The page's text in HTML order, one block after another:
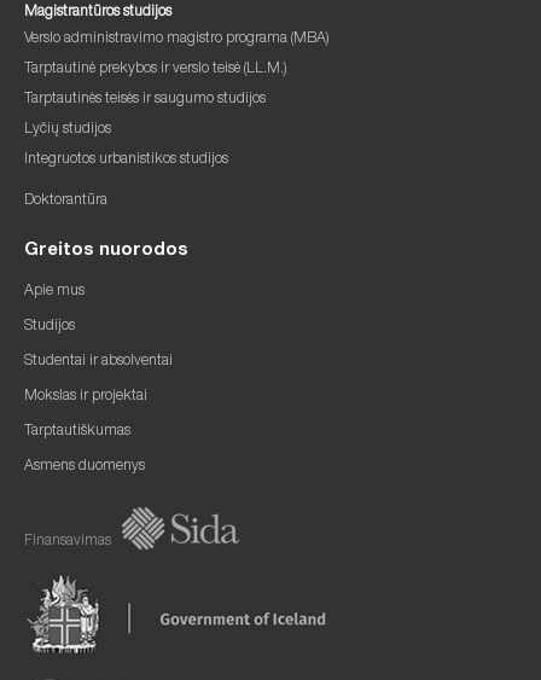
Magistrantūros studijos
Verslo administravimo magistro programa (MBA)
Tarptautinė prekybos ir verslo teisė (LL.M.)
Tarptautinės teisės ir saugumo studijos
Lyčių studijos
Integruotos urbanistikos studijos
Doktorantūra
Greitos nuorodos
Apie mus
Studijos
Studentai ir absolventai
Mokslas ir projektai
Tarptautiškumas
Asmens duomenys
Finansavimas